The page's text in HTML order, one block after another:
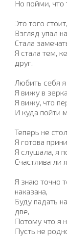
Но пойми, что
Это того
Взгляд упал
Стала
Я стала тем,
друг.
Любить себя
Я вижу в
Я вижу, что
И куда пойти
Теперь не
Я готова
Я слушала, я
Счастлива ли
Я знаю точно
наказана,
Буду падать
две,
Потому что я
Пусть не